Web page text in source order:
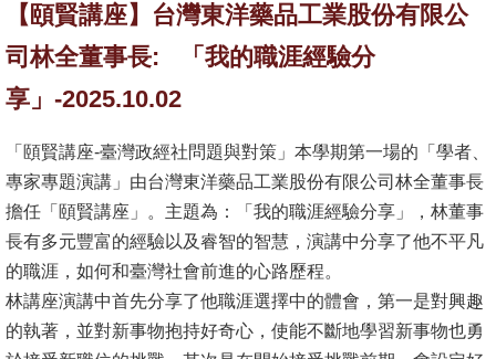
識
學
術
單
位
研
究
消
【頤賢講座】台灣東洋藥品工業股份有限公
司林全董事長: 「我的職涯經驗分
享」-2025.10.02
「頤賢講座-臺灣政經社問題與對策」本學期第一場的「學者、
專家專題演講」由台灣東洋藥品工業股份有限公司林全董事長
擔任「頤賢講座」。主題為：「我的職涯經驗分享」，林董事
長有多元豐富的經驗以及睿智的智慧，演講中分享了他不平凡
的職涯，如何和臺灣社會前進的心路歷程。
林講座演講中首先分享了他職涯選擇中的體會，第一是對興趣
的執著，並對新事物抱持好奇心，使能不斷地學習新事物也勇